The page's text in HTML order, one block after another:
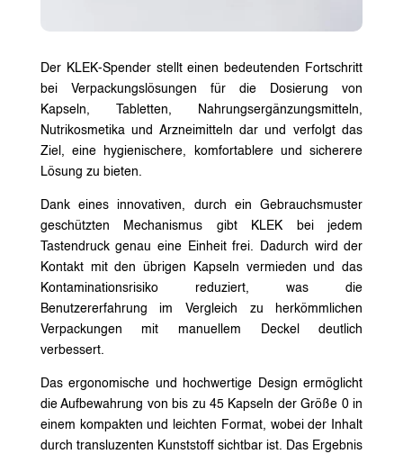
Der KLEK-Spender stellt einen bedeutenden Fortschritt
bei Verpackungslösungen für die Dosierung von
Kapseln, Tabletten, Nahrungsergänzungsmitteln,
Nutrikosmetika und Arzneimitteln dar und verfolgt das
Ziel, eine hygienischere, komfortablere und sicherere
Lösung zu bieten.
Dank eines innovativen, durch ein Gebrauchsmuster
geschützten Mechanismus gibt KLEK bei jedem
Tastendruck genau eine Einheit frei. Dadurch wird der
Kontakt mit den übrigen Kapseln vermieden und das
Kontaminationsrisiko reduziert, was die
Benutzererfahrung im Vergleich zu herkömmlichen
Verpackungen mit manuellem Deckel deutlich
verbessert.
Das ergonomische und hochwertige Design ermöglicht
die Aufbewahrung von bis zu 45 Kapseln der Größe 0 in
einem kompakten und leichten Format, wobei der Inhalt
durch transluzenten Kunststoff sichtbar ist. Das Ergebnis